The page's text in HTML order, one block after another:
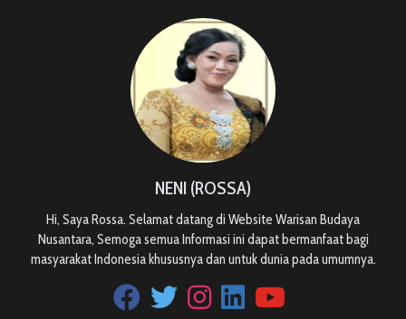
NENI (ROSSA)
Hi, Saya Rossa. Selamat datang di Website Warisan Budaya
Nusantara, Semoga semua Informasi ini dapat bermanfaat bagi
masyarakat Indonesia khususnya dan untuk dunia pada umumnya.